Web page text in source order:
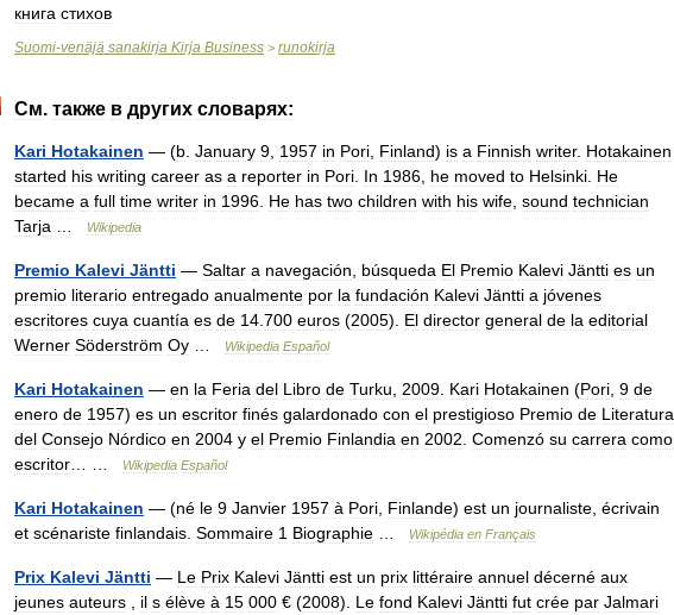
книга стихов
Suomi-venäjä sanakirja Kirja Business > runokirja
См. также в других словарях:
Kari Hotakainen — (b January 9 1957 in Pori Finland) is a Finnish writer. Hotakainen
started his writing career as a reporter in Pori In 1986 he moved to Helsinki He
became a full time writer in 1996 He has two children with his wife sound technician
Tarja
Wikipedia
Premio Kalevi Jäntti — Saltar a navegación búsqueda El Premio Kalevi Jäntti es un
premio literario entregado anualmente por la fundación Kalevi Jäntti a jóvenes
escritores cuya cuantía es de 14 700 euros (2005). El director general de la editorial
Werner Söderström Oy Wikipedia Español
Kari Hotakainen — en la Feria del Libro de Turku 2009 Kari Hotakainen (Pori 9 de
enero de 1957) es un escritor finés galardonado con el prestigioso Premio de Literatura
del Consejo Nórdico en 2004 y el Premio Finlandia en 2002 Comenzó su carrera como
escritor
Wikipedia Español
Kari Hotakainen — (né le 9 Janvier 1957 à Pori Finlande) est un journaliste écrivain
et scénariste finlandais Sommaire 1 Biographie Wikipédia en Français
Prix Kalevi Jäntti — Le Prix Kalevi Jäntti est un prix littéraire annuel décerné aux
jeunes auteurs il s élève à 15 000 € (2008). Le fond Kalevi Jäntti fut crée par Jalmari